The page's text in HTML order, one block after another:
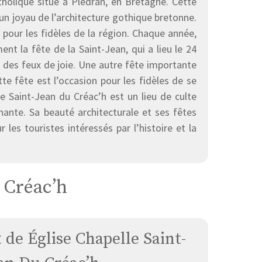
joyau de l’architecture gothique bretonne.
les fidèles de la région. Chaque année,
la fête de la Saint-Jean, qui a lieu le 24
feux de joie. Une autre fête importante
fête est l’occasion pour les fidèles de se
Saint-Jean du Créac’h est un lieu de culte
Sa beauté architecturale et ses fêtes
les touristes intéressés par l’histoire et la
Église Chapelle Saint-